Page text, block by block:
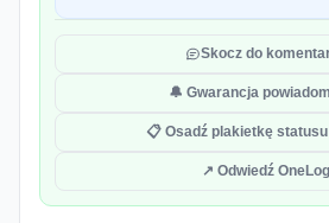
Skocz do
🔔 Gwarancja
📋 Osadź plakietkę
↗ Odwiedź OneLog